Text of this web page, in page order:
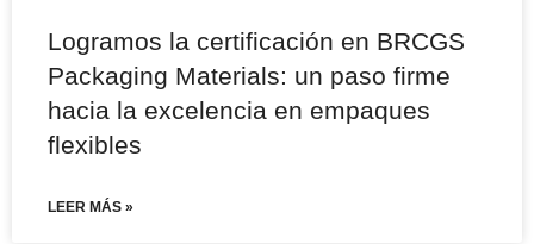
Logramos la certificación en BRCGS
Packaging Materials: un paso firme
hacia la excelencia en empaques
flexibles
LEER MÁS »